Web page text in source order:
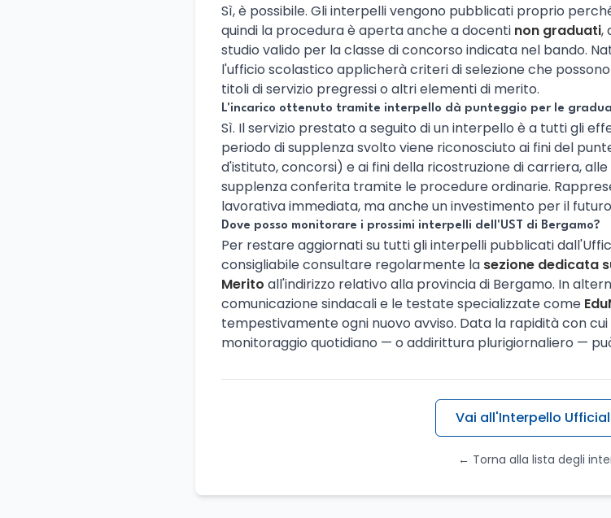
Sì, è possibile. Gli interpelli vengono pubblicati proprio
quindi la procedura è aperta anche a docenti non graduati,
studio valido per la classe di concorso indicata nel bando.
l'ufficio scolastico applicherà criteri di selezione che
titoli di servizio pregressi o altri elementi di merito.
L'incarico ottenuto tramite interpello dà punteggio per le
Sì. Il servizio prestato a seguito di un interpello è a tutti gli
periodo di supplenza svolto viene riconosciuto ai fini del
d'istituto, concorsi) e ai fini della ricostruzione di carriera,
supplenza conferita tramite le procedure ordinarie.
lavorativa immediata, ma anche un investimento per il
Dove posso monitorare i prossimi interpelli dell'UST di Bergamo?
Per restare aggiornati su tutti gli interpelli pubblicati
consigliabile consultare regolarmente la sezione dedicata
Merito all'indirizzo relativo alla provincia di Bergamo. In
comunicazione sindacali e le testate specializzate come
tempestivamente ogni nuovo avviso. Data la rapidità con
monitoraggio quotidiano — o addirittura plurigiornaliero —
Vai all'Interpello
← Torna alla lista degli